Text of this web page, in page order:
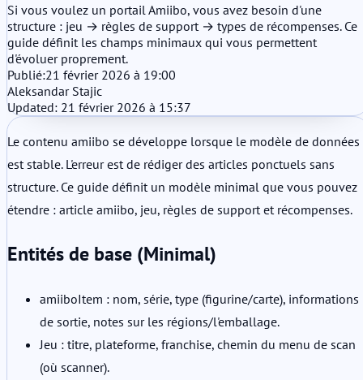
Si vous voulez un portail Amiibo, vous avez besoin d'une
structure : jeu → règles de support → types de récompenses. Ce
guide définit les champs minimaux qui vous permettent
d'évoluer proprement.
Publié:21 février 2026 à 19:00
Aleksandar Stajic
Updated: 21 février 2026 à 15:37
Le contenu amiibo se développe lorsque le modèle de données
est stable. L'erreur est de rédiger des articles ponctuels sans
structure. Ce guide définit un modèle minimal que vous pouvez
étendre : article amiibo, jeu, règles de support et récompenses.
Entités de base (Minimal)
amiiboItem : nom, série, type (figurine/carte), informations
de sortie, notes sur les régions/l'emballage.
Jeu : titre, plateforme, franchise, chemin du menu de scan
(où scanner).